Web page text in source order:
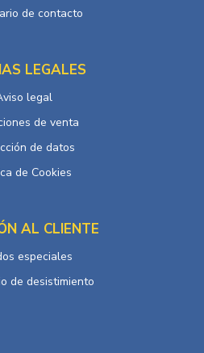
de contacto
LEGALES
legal
de venta
de datos
de Cookies
AL CLIENTE
especiales
de desistimiento